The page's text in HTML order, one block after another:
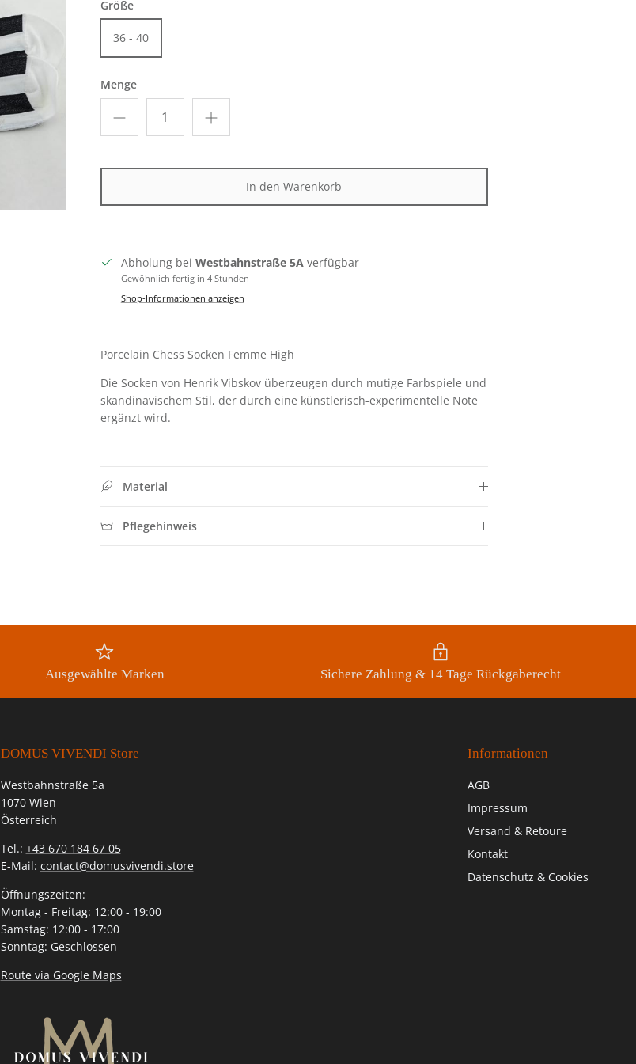
Größe
36 - 40
Menge
In den Warenkorb
Abholung bei Westbahnstraße 5Averfügbar
Gewöhnlich fertig in 4 Stunden
Shop-Informationen anzeigen
Porcelain Chess Socken Femme High
Die Socken von Henrik Vibskov überzeugen durch mutige Farbspiele und
skandinavischem Stil, der durch eine künstlerisch-experimentelle Note
ergänzt wird.
Material
Pflegehinweis
Ausgewählte Marken Sichere Zahlung & 14 Tage Rückgaberecht
DOMUS VIVENDI Store
Westbahnstraße 5a
1070 Wien
Österreich
Tel.: +43 670 184 67 05
E-Mail: contact@domusvivendi.store
Öffnungszeiten:
Montag - Freitag: 12:00 - 19:00
Samstag: 12:00 - 17:00
Sonntag: Geschlossen
Route via Google Maps
Informationen
AGB
Impressum
Versand & Retoure
Kontakt
Datenschutz & Cookies